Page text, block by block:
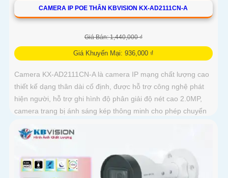
CAMERA IP POE THÂN KBVISION KX-AD2111CN-A
Giá Bán: 1,440,000 ₫
Giá Khuyến Mại: 936,000 ₫
Camera KX-AD2111CN-A là camera IP mạng chất lượng cao
thiết kế dạng thân dài cố định, được hỗ trợ công nghệ phát
hiện người, hỗ trợ ghi hình độ phân giải độ nét cao 2.0MP,
camera trang bị ánh sáng kép thông minh cho phép chuyển
đêm, giúp giám sát bảo vệ an ninh ban đêm một cách linh